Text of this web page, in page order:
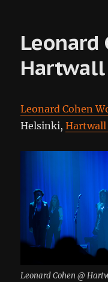
Leonard
Hartwall
Leonard Cohen
Helsinki,Hartwall
Leonard Cohen @